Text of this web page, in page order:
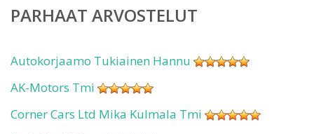
PARHAAT ARVOSTELUT
Autokorjaamo Tukiainen Hannu
AK-Motors Tmi
Corner Cars Ltd Mika Kulmala Tmi